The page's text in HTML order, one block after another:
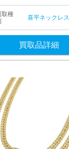
取種
買取品詳細